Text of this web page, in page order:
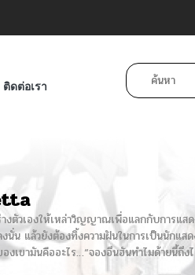
ติดต่อเรา
งตัวเองให้เหล่าวิญญาณเพื่อแลกกับการแ
น แล้วยังต้องทิ้งความฝันในการเป็นนักแส
เขามันคืออะไร…“จองอึนฮันทำไมด้ายนี้ถึง